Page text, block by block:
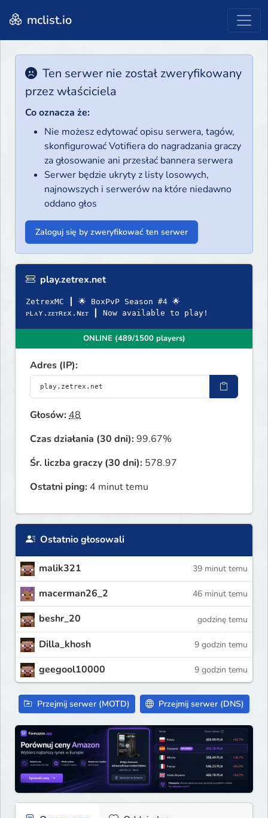
mclist.io
Ten serwer nie został zweryfikowany
przez właściciela
Co oznacza że:
Nie możesz edytować opisu serwera, tagów,
skonfigurować Votifiera do nagradzania graczy
za głosowanie ani przesłać bannera serwera
Serwer będzie ukryty z listy losowych,
najnowszych i serwerów na które niedawno
oddano głos
Zaloguj się by zweryfikować ten serwer
play.zetrex.net
ZetrexMC ┃ 🌟 BoxPvP Season #4 🌟
ᴘʟᴀʏ.ᴢᴇᴛʀᴇx.ɴᴇᴛ ┃ Now available to play!
ONLINE (489/1500 players)
Adres (IP):
Głosów:48
Czas działania (30 dni):99.67%
Śr. liczba graczy (30 dni): 578.97
Ostatni ping: 4 minut temu
Ostatnio głosowali
malik321 39 minut temu
macerman26_2 46 minut temu
beshr_20 godzinę temu
Dilla_khosh 9 godzin temu
geegool10000 9 godzin temu
Przejmij serwer (MOTD) Przejmij serwer (DNS)